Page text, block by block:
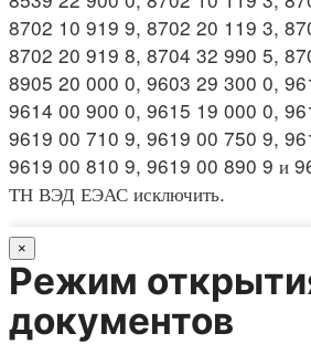
8702 10 919 9, 8702 20 119 3,
8702 20 919 8, 8704 32 990 5,
8905 20 000 0, 9603 29 300 0,
9614 00 900 0, 9615 19 000 0,
9619 00 710 9, 9619 00 750 9,
9619 00 810 9, 9619 00 890 9 и
ТН ВЭД ЕЭАС исключить.
×
Режим
документов